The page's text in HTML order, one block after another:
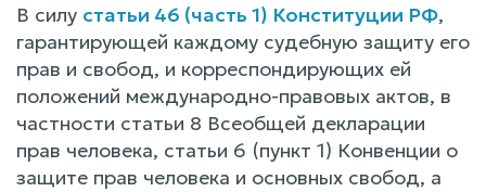
В силу статьи 46 (часть 1) Конституции РФ,
гарантирующей каждому судебную защиту его
прав и свобод, и корреспондирующих ей
положений международно-правовых актов, в
частности статьи 8 Всеобщей декларации
прав человека, статьи 6 (пункт 1) Конвенции о
защите прав человека и основных свобод, а